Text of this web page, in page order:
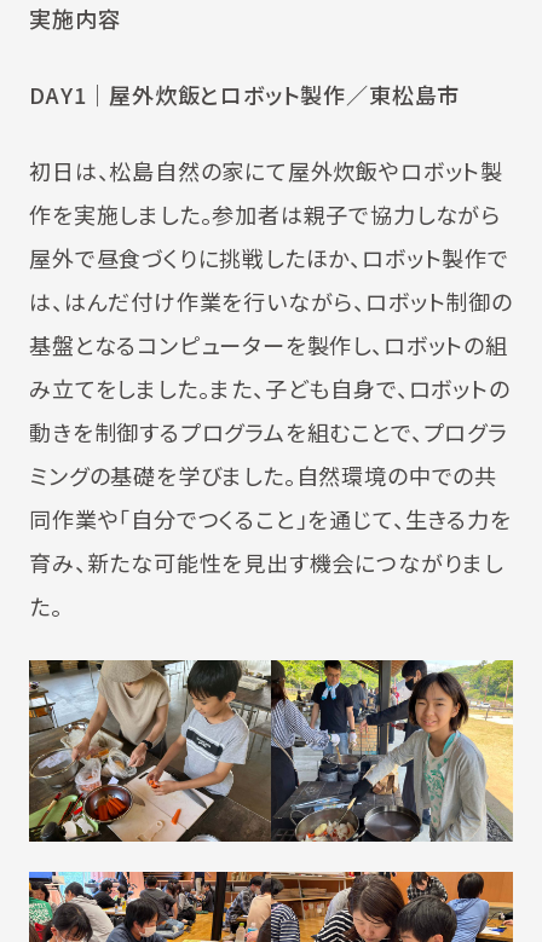
実施内容
DAY1｜屋外炊飯とロボット製作／東松島市
初日は、松島自然の家にて屋外炊飯やロボット製
作を実施しました。参加者は親子で協力しながら
屋外で昼食づくりに挑戦したほか、ロボット製作で
は、はんだ付け作業を行いながら、ロボット制御の
基盤となるコンピューターを製作し、ロボットの組
み立てをしました。また、子ども自身で、ロボットの
動きを制御するプログラムを組むことで、プログラ
ミングの基礎を学びました。自然環境の中での共
同作業や「自分でつくること」を通じて、生きる力を
育み、新たな可能性を見出す機会につながりまし
た。